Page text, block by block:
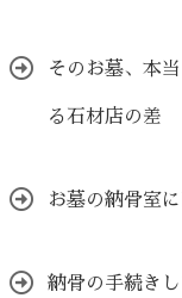
そのお墓、本
る石材店の差
お墓の納骨室
納骨の手続き